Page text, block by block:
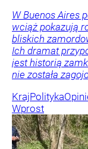
W Buenos Aires
wciąż pokazują
bliskich
Ich dramat
jest historią
nie została
KrajPolityka
Wprost